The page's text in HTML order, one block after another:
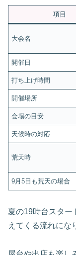
項目
大会名
開催日
打ち上げ時間
開催場所
会場の目安
天候時の対応
荒天時
9月5日も荒天の場合
夏の19時台スター
えてくる流れにな